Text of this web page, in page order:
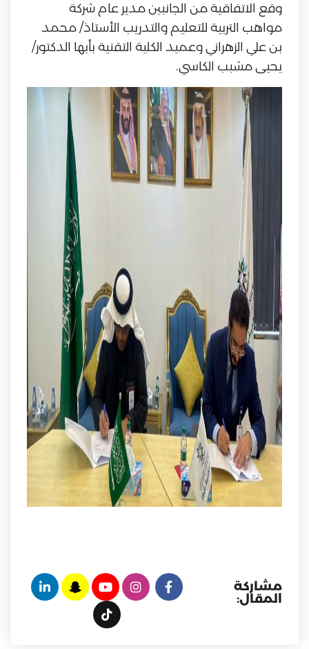
وقع الاتفاقية من الجانبين مدير عام شركة
مواهب التربية للتعليم والتدريب الأستاذ/ محمد
بن علي الزهراني وعميد الكلية التقنية بأبها الدكتور/
يحيى مشبب الكاسي.
مشاركة
المقال: